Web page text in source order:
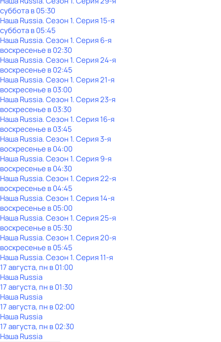
субботав05:30
Наша Russia. Сезон 1. Серия 15-я
субботав05:45
Наша Russia. Сезон 1. Серия 6-я
воскресенье в02:30
Наша Russia. Сезон 1. Серия 24-я
воскресенье в02:45
Наша Russia. Сезон 1. Серия 21-я
воскресенье в03:00
Наша Russia. Сезон 1. Серия 23-я
воскресенье в03:30
Наша Russia. Сезон 1. Серия 16-я
воскресенье в03:45
Наша Russia. Сезон 1. Серия 3-я
воскресенье в04:00
Наша Russia. Сезон 1. Серия 9-я
воскресенье в04:30
Наша Russia. Сезон 1. Серия 22-я
воскресенье в04:45
Наша Russia. Сезон 1. Серия 14-я
воскресенье в05:00
Наша Russia. Сезон 1. Серия 25-я
воскресенье в05:30
Наша Russia. Сезон 1. Серия 20-я
воскресенье в05:45
Наша Russia. Сезон 1. Серия 11-я
17 августа, пн в 01:00
Наша Russia
17 августа, пн в 01:30
Наша Russia
17 августа, пн в 02:00
Наша Russia
17 августа, пн в 02:30
Наша Russia